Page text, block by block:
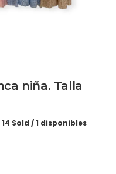
niña. Talla
14 Sold 1 disponibles